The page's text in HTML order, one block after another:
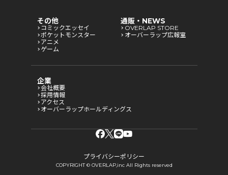
その他
コミックエッセイ
ポケットモンスター
アニメ
ゲーム
通販・NEWS
OVERLAP STORE
オーバーラップ広報室
企業
会社概要
採用情報
アクセス
オーバーラップホールディングス
プライバシーポリシー
COPYRIGHT © OVERLAP,inc All Rights reserved